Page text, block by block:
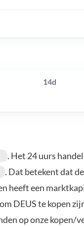
14d
. Het 24 uurs
. Dat betekent dat
heeft een
DEUS te kopen
op onze kopen/